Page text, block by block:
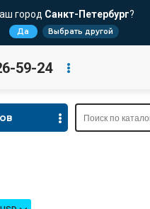
город Санкт-Петербург?
Да Выбрать другой
59-24